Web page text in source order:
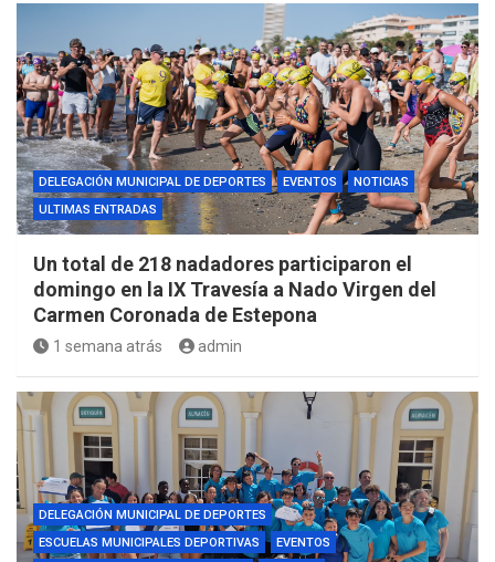
DELEGACIÓN MUNICIPAL DE DEPORTES EVENTOS
NOTICIAS
ULTIMAS ENTRADAS
Un total de 218 nadadores participaron el
domingo en la IX Travesía a Nado Virgen del
Carmen Coronada de Estepona
1 semana atrás admin
DELEGACIÓN MUNICIPAL DE DEPORTES
ESCUELAS MUNICIPALES DEPORTIVAS
EVENTOS